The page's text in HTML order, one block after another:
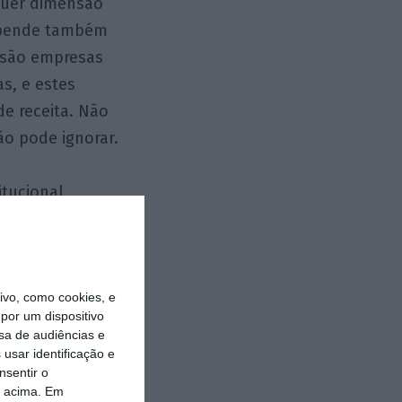
como cookies, e
um dispositivo
de audiências e
identificação e
o
Em
também
empresas
e estes
receita. Não
pode ignorar.
muito
de
um
de projeto (e
não só a
como um
permitir que